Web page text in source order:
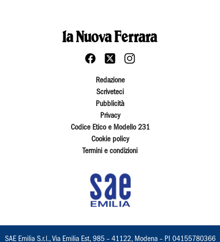
Redazione
Scriveteci
Pubblicità
Privacy
Codice Etico e Modello 231
Cookie policy
Termini e condizioni
SAE Emilia S.r.l., Via Emilia Est, 985 – 41122, Modena – PI 04155780366